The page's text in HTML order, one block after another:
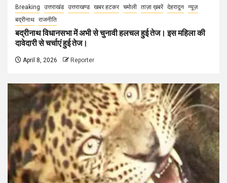
Breaking उत्तराखंड उत्तराखण्ड खबर हटकर चमोली ताज़ा ख़बरें देहरादून न्यूज़
बद्रीनाथ राजनीति
बद्रीनाथ विधानसभा में अभी से चुनावी हलचल हुई तेज। इस महिला की
दावेदारी से चर्चाएं हुई तेज।
April 8, 2026 Reporter